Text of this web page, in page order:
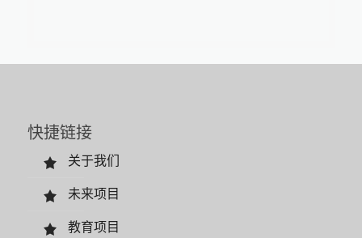
快捷链接
关于我们
未来项目
教育项目